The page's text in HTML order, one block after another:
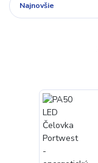
Najnovšie